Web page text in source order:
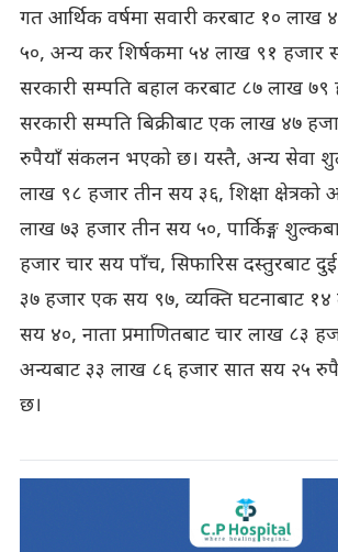
गत आर्थिक वर्षमा सवारी करबाट १० लाख
५०, अन्य कर शिर्षकमा ५४ लाख ९१ हजार
सरकारी सम्पति बहाल करबाट ८७ लाख ७९
सरकारी सम्पति बिक्रीबाट एक लाख ४७
रुपैयाँ संकलन भएको छ। यस्तै, अन्य सेवा
लाख ९८ हजार तीन सय ३६, शिक्षा क्षेत्रको
लाख ७३ हजार तीन सय ५०, पार्किङ्ग
हजार चार सय पाँच, सिफारिस दस्तुरबाट
३७ हजार एक सय ९७, व्यक्ति घटनाबाट
सय ४०, नाता प्रमाणितबाट चार लाख ८३
अन्यबाट ३३ लाख ८६ हजार सात सय २५
छ।